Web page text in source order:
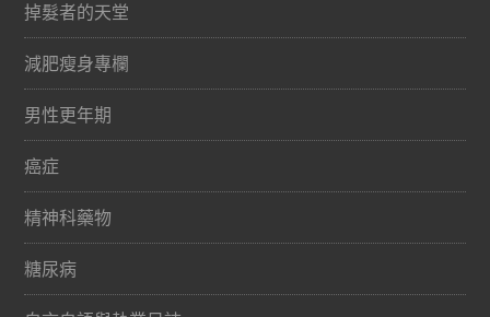
掉髮者的天堂
減肥瘦身專欄
男性更年期
癌症
精神科藥物
糖尿病